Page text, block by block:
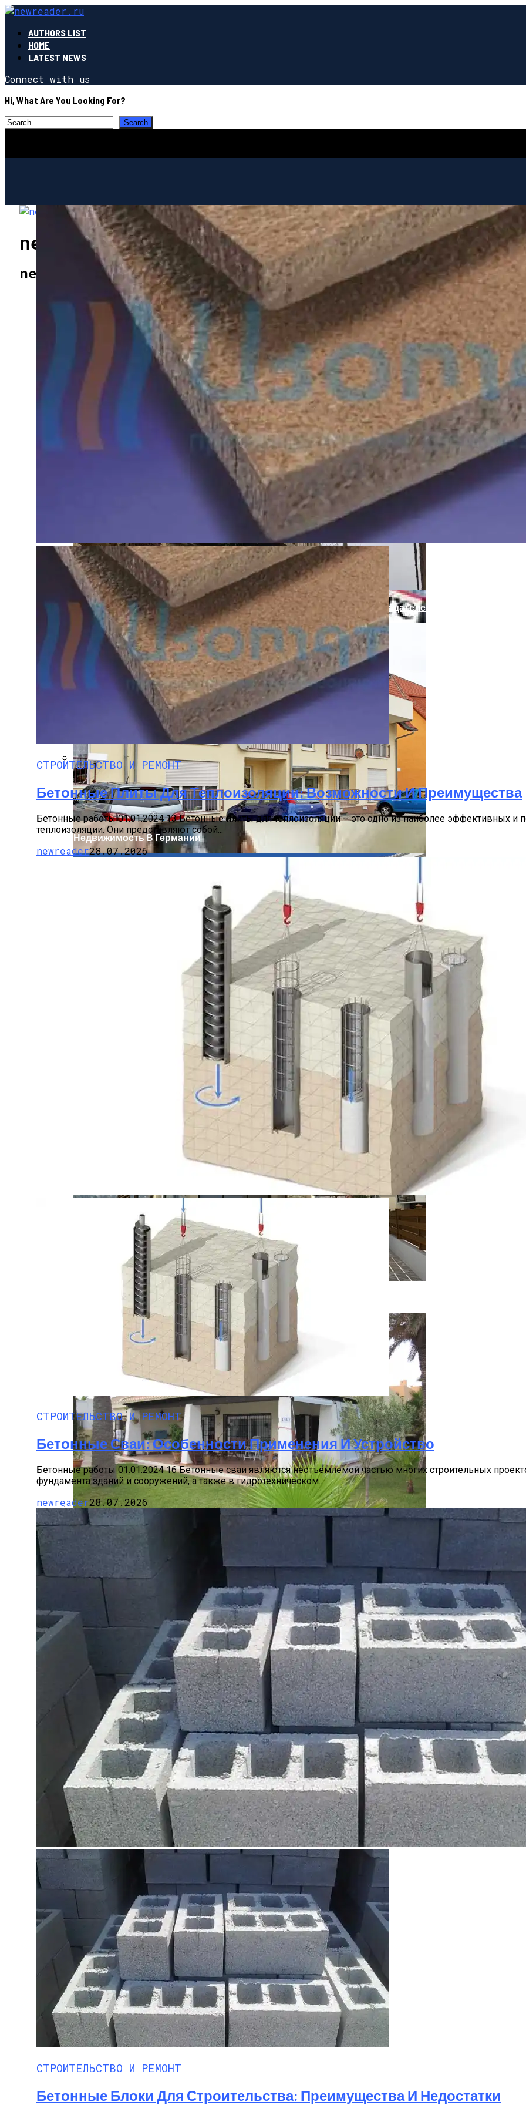
AUTHORS LIST
HOME
LATEST NEWS
Connect with us
Hi, What Are You Looking For?
newreader.ru
newreader.ru
СТРОИТЕЛЬСТВО И РЕМОНТ
Бетонные Плиты Для Теплоизоляции: Возможности И Преимущества
Бетонные Сваи: Особенности Применения И Устройство
Бетонные Блоки Для Строительства: Преимущества И Недостатки
Производство Плит Перекрытия ВП В Москве
НАУКА И ТЕХНОЛОГИИ
Посещение Развлекательных Сайтов В Рабочее Время
Главные Ученые Года Названы Научным Журналом Nature
Смартфоны И Планшеты Разрушают Семейную Жизнь
Церемония Вручения Нобелевской Премии 2012
Как Безопасно Довезти Елку До Дома
Этот Дом В Германии Можно Купить За 1 Евро. Чтобы Стать Его Обладателем, Необходимо
Недвижимость В Германии
Аренда И Продажа Вилл В Турции
Как Купить Недвижимость На Кипре
Недвижимость В Испании Без Посредников
СТРОИТЕЛЬСТВО И РЕМОНТ
Бетонные Плиты Для Теплоизоляции: Возможности И Преимущества
Бетонные работы 01.01.2024 13 Бетонные плиты для теплоизоляции – это одно из наиболее эффективных и
теплоизоляции. Они представляют собой...
newreader28.07.2026
СТРОИТЕЛЬСТВО И РЕМОНТ
Бетонные Сваи: Особенности Применения И Устройство
Бетонные работы 01.01.2024 16 Бетонные сваи являются неотъемлемой частью многих строительных
фундамента зданий и сооружений, а также в гидротехническом...
newreader28.07.2026
СТРОИТЕЛЬСТВО И РЕМОНТ
Бетонные Блоки Для Строительства: Преимущества И Недостатки